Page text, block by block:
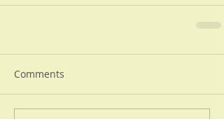
Comments